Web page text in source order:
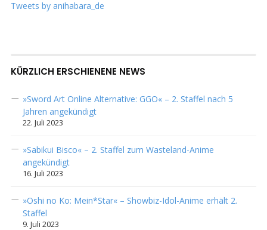
Tweets by anihabara_de
KÜRZLICH ERSCHIENENE NEWS
»Sword Art Online Alternative: GGO« – 2. Staffel nach 5
Jahren angekündigt
22. Juli 2023
»Sabikui Bisco« – 2. Staffel zum Wasteland-Anime
angekündigt
16. Juli 2023
»Oshi no Ko: Mein*Star« – Showbiz-Idol-Anime erhält 2.
Staffel
9. Juli 2023